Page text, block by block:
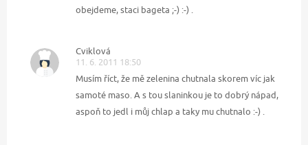
obejdeme, staci bageta ;-) :-) .
Cviklová
11. 6. 2011 18:50
Musím říct, že mě zelenina chutnala skorem víc jak
samoté maso. A s tou slaninkou je to dobrý nápad,
aspoň to jedl i můj chlap a taky mu chutnalo :-) .